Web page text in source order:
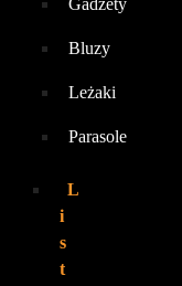
Bluzy
Leżaki
Parasole
L
i
s
t